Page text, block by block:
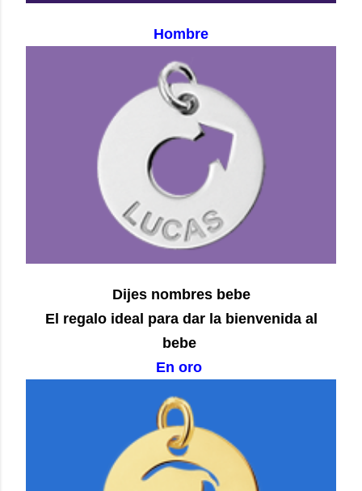
Hombre
Dijes nombres bebe
El regalo ideal para dar la bienvenida al
bebe
En oro